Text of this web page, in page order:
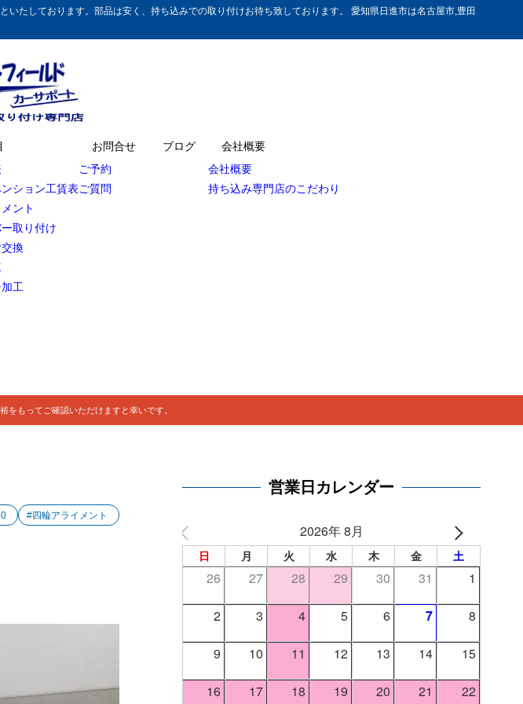
たしております。部品は安く、持ち込みでの取り付けお待ち致しております。 愛知県日進市は名古屋市,豊田
ション工賃表
ント
取り付け
換
工
お問合せ
ご予約
ご質問
ブログ
会社概要
会社概要
持ち込み専門店のこだわり
をもってご確認いただけますと幸いです。
#四輪アライメント
営業日カレンダー
2026年 8月
日 月 火 水 木 金 土
26 27 28 29 30 31 1
2 3 4 5 6 7 8
9 10 11 12 13 14 15
16 17 18 19 20 21 22